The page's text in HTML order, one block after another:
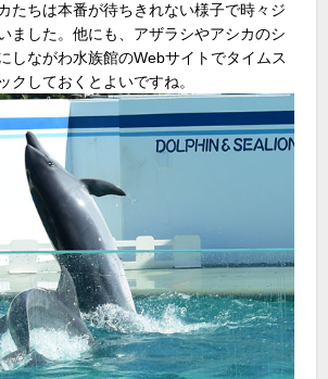
たちは本番が待ちきれない様子で時々ジ
ました。他にも、アザラシやアシカのシ
しながわ水族館のWebサイトでタイムス
クしておくとよいですね。